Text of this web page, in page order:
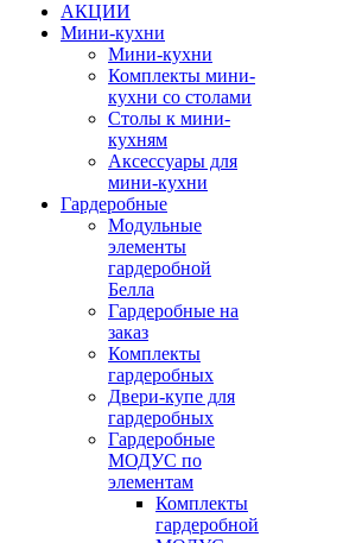
АКЦИИ
Мини-кухни
Мини-кухни
Комплекты мини-
кухни со столами
Столы к мини-
кухням
Аксессуары для
мини-кухни
Гардеробные
Модульные
элементы
гардеробной
Белла
Гардеробные на
заказ
Комплекты
гардеробных
Двери-купе для
гардеробных
Гардеробные
МОДУС по
элементам
Комплекты
гардеробной